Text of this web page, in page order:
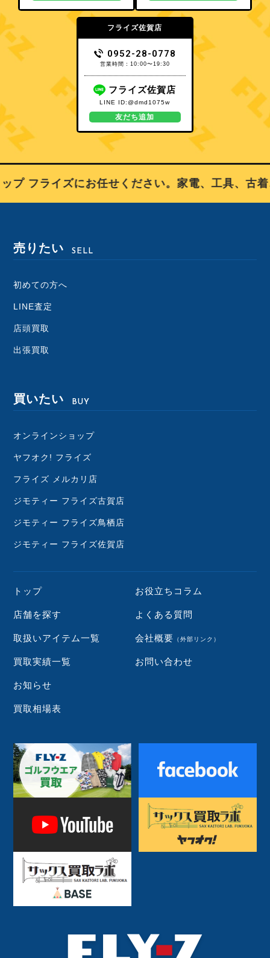
フライズ佐賀店
0952-28-0778
営業時間：10:00〜19:30
フライズ佐賀店
LINE ID:@dmd1075w
友だち追加
フライズにお任せください。家電、工具、古着
売りたい SELL
初めての方へ
LINE査定
店頭買取
出張買取
買いたい BUY
オンラインショップ
ヤフオク! フライズ
フライズ メルカリ店
ジモティー フライズ古賀店
ジモティー フライズ鳥栖店
ジモティー フライズ佐賀店
トップ
店舗を探す
取扱いアイテム一覧
買取実績一覧
お知らせ
買取相場表
お役立ちコラム
よくある質問
会社概要 （外部リンク）
お問い合わせ